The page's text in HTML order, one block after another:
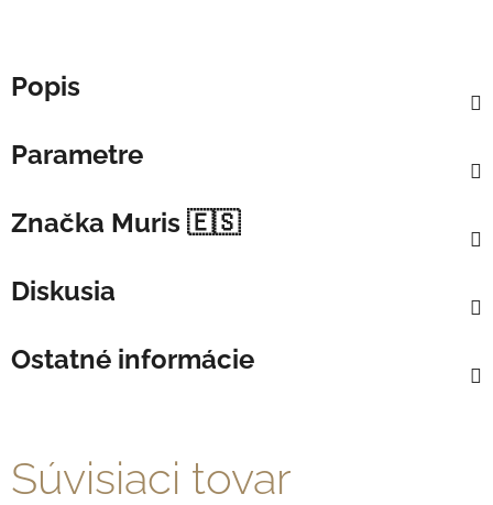
Popis
Parametre
Značka Muris 🇪🇸
Diskusia
Ostatné informácie
Súvisiaci tovar